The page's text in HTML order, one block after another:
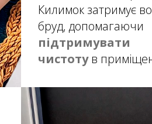
Килимок затримує
бруд, допомагаючи
підтримувати
чистотув